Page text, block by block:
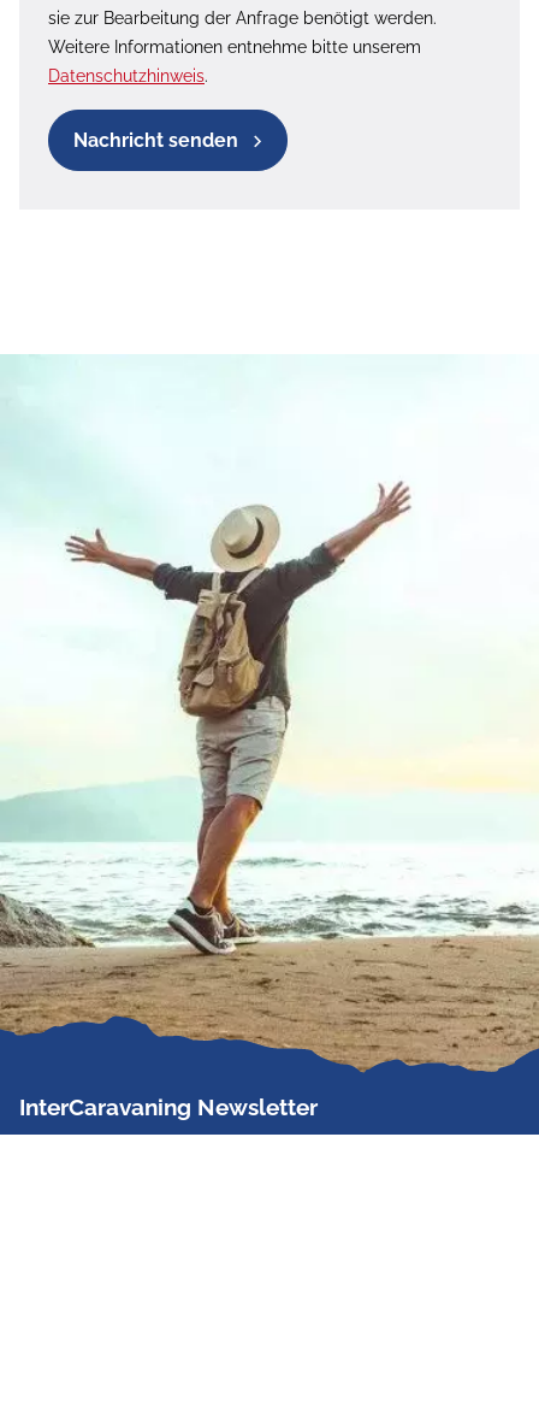
sie zur Bearbeitung der Anfrage benötigt werden.
Weitere Informationen entnehme bitte unserem
Datenschutzhinweis.
Nachricht senden
InterCaravaning Newsletter